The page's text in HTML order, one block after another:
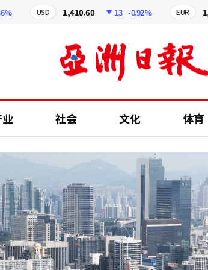
USD 1,410.60 13 -0.92% EUR 1,629.60
社会 文化 体育